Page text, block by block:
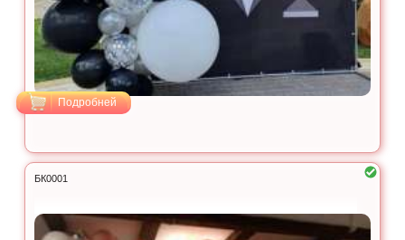
Подробней
БК0001